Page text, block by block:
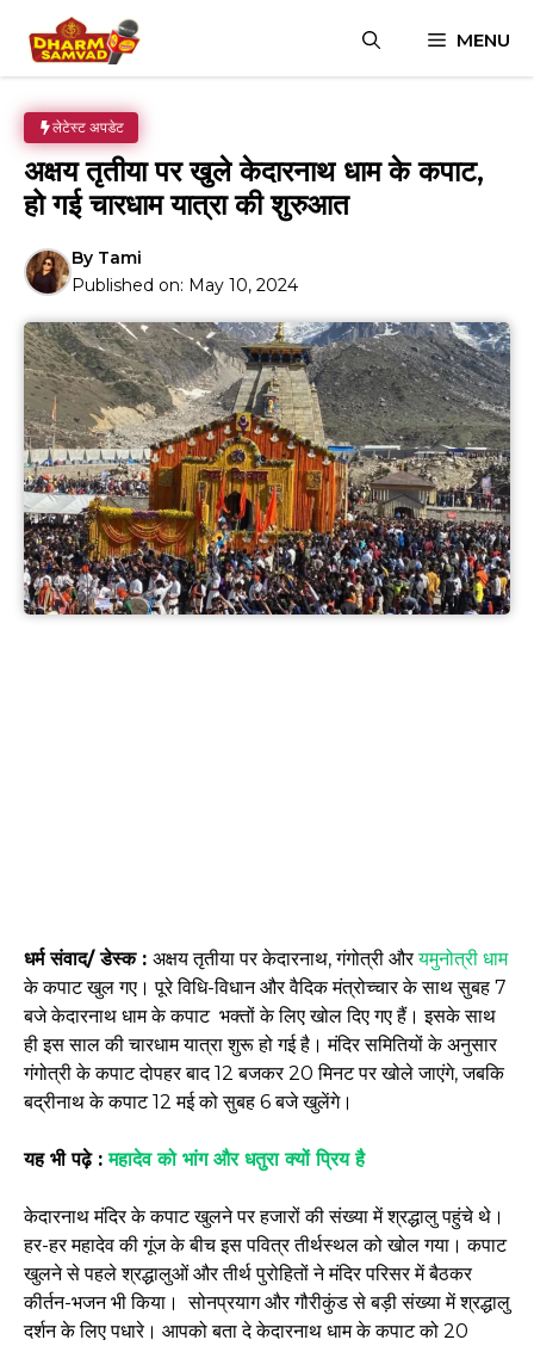
content
MENU
लेटेस्ट अपडेट
अक्षय तृतीया पर खुले केदारनाथ धाम के कपाट,
हो गई चारधाम यात्रा की शुरुआत
By Tami
Published on: May 10, 2024
धर्म संवाद/ डेस्क : अक्षय तृतीया पर केदारनाथ, गंगोत्री औरयमुनोत्री धाम
के कपाट खुल गए। पूरे विधि-विधान और वैदिक मंत्रोच्चार के साथ सुबह 7
बजे केदारनाथ धाम के कपाट भक्तों के लिए खोल दिए गए हैं। इसके साथ
ही इस साल की चारधाम यात्रा शुरू हो गई है। मंदिर समितियों के अनुसार
गंगोत्री के कपाट दोपहर बाद 12 बजकर 20 मिनट पर खोले जाएंगे, जबकि
बद्रीनाथ के कपाट 12 मई को सुबह 6 बजे खुलेंगे।
यह भी पढ़े :महादेव को भांग और धतुरा क्यों प्रिय है
केदारनाथ मंदिर के कपाट खुलने पर हजारों की संख्या में श्रद्धालु पहुंचे थे।
हर-हर महादेव की गूंज के बीच इस पवित्र तीर्थस्थल को खोल गया। कपाट
खुलने से पहले श्रद्धालुओं और तीर्थ पुरोहितों ने मंदिर परिसर में बैठकर
कीर्तन-भजन भी किया। सोनप्रयाग और गौरीकुंड से बड़ी संख्या में श्रद्धालु
दर्शन के लिए पधारे। आपको बता दे केदारनाथ धाम के कपाट को 20